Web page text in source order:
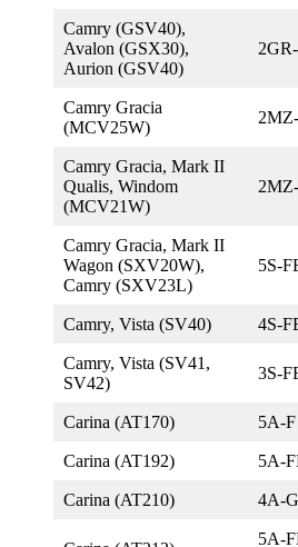
Camry (GSV40),
Avalon (GSX30),
Aurion (GSV40)
Camry Gracia
(MCV25W)
Camry Gracia, Mark II
Qualis, Windom
(MCV21W)
Camry Gracia, Mark II
Wagon (SXV20W),
Camry (SXV23L)
5S-
Camry, Vista (SV40) 4S-
Camry, Vista (SV41,
SV42)
3S-
Carina (AT170) 5A-
Carina (AT192) 5A-
Carina (AT210) 4A-
5A-